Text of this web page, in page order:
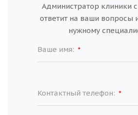
Администратор клиники
ответит на ваши вопросы
нужному
Ваше имя: *
Контактный телефон: *